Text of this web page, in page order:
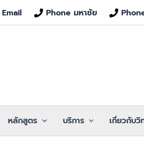
Email Phone มหาชัย
หลักสูตร บริการ เกี่ยวกับวิ